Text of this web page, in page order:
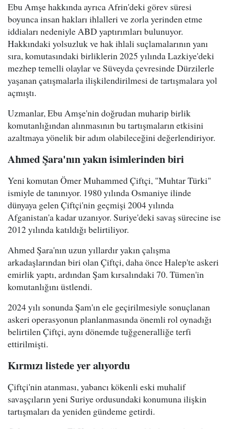
Ebu Amşe hakkında ayrıca Afrin'deki görev süresi
boyunca insan hakları ihlalleri ve zorla yerinden etme
iddiaları nedeniyle ABD yaptırımları bulunuyor.
Hakkındaki yolsuzluk ve hak ihlali suçlamalarının yanı
sıra, komutasındaki birliklerin 2025 yılında Lazkiye'deki
mezhep temelli olaylar ve Süveyda çevresinde Dürzilerle
yaşanan çatışmalarla ilişkilendirilmesi de tartışmalara yol
açmıştı.
Uzmanlar, Ebu Amşe'nin doğrudan muharip birlik
komutanlığından alınmasının bu tartışmaların etkisini
azaltmaya yönelik bir adım olabileceğini değerlendiriyor.
Ahmed Şara'nın yakın isimlerinden biri
Yeni komutan Ömer Muhammed Çiftçi, "Muhtar Türki"
ismiyle de tanınıyor. 1980 yılında Osmaniye ilinde
dünyaya gelen Çiftçi'nin geçmişi 2004 yılında
Afganistan'a kadar uzanıyor. Suriye'deki savaş sürecine ise
2012 yılında katıldığı belirtiliyor.
Ahmed Şara'nın uzun yıllardır yakın çalışma
arkadaşlarından biri olan Çiftçi, daha önce Halep'te askeri
emirlik yaptı, ardından Şam kırsalındaki 70. Tümen'in
komutanlığını üstlendi.
2024 yılı sonunda Şam'ın ele geçirilmesiyle sonuçlanan
askeri operasyonun planlanmasında önemli rol oynadığı
belirtilen Çiftçi, aynı dönemde tuğgeneralliğe terfi
ettirilmişti.
Kırmızı listede yer alıyordu
Çiftçi'nin atanması, yabancı kökenli eski muhalif
savaşçıların yeni Suriye ordusundaki konumuna ilişkin
tartışmaları da yeniden gündeme getirdi.